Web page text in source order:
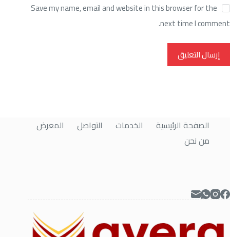
Save my name, email and website in this browser for the
next time I comment.
إرسال التعليق
الصفحة الرئيسية الخدمات التواصل
المعرض
من نحن